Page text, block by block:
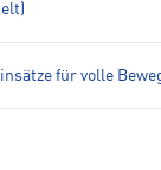
für volle